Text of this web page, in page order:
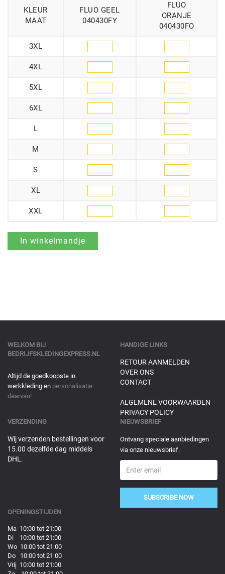
KLEUR
MAAT
FLUO GEEL
040430FY
FLUO
ORANJE
040430FO
3XL
4XL
5XL
6XL
L
M
S
XL
XXL
WELKOM BIJ
BEDRIJFSKLEDINGEXPRESS.NL
Altijd de goedkoopste in
werkkleding en personalisatie
daarvan!
HANDIGE LINKS
RETOUR AANMELDEN
OVER ONS
CONTACT
ALGEMENE VOORWAARDEN
PRIVACY POLICY
VERZENDING
Wij verzenden bestellingen voor
15.00 dezelfde dag middels
DHL.
NIEUWSBRIEF
Ontvang speciale aanbiedingen
via onze nieuwsbrief.
SUBSCRIBE NOW
OPENINGSTIJDEN
Ma 10:00 tot 21:00
Di 10:00 tot 21:00
Wo 10:00 tot 21:00
Do 10:00 tot 21:00
Vrij 10:00 tot 21:00